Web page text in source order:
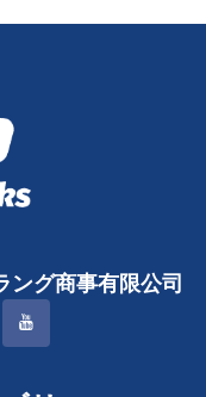
ング商事有限公司